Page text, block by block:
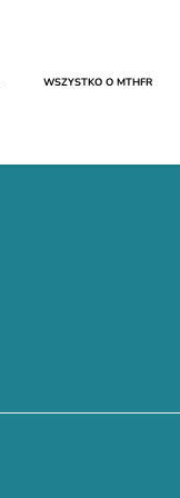
WSZYSTKO O MTHFR​